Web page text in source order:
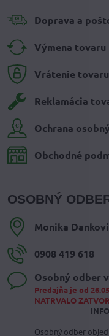
Doprava a
Výmena tovaru
Vrátenie
Reklamácia
Ochrana
Obchodné
OSOBNÝ
Monika
0908 419 618
Osobný odber
Predajňa je od
NATRVALO
Osobný odber